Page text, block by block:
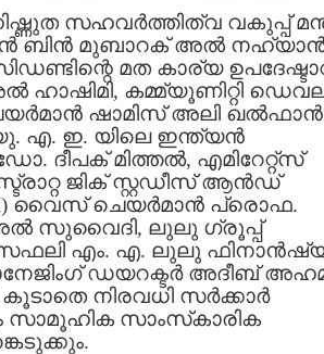
സഹവർത്തിത്വ വകുപ്പ്
ബിൻ മുബാറക് അൽ
മത കാര്യ
കമ്മ്യൂണിറ്റി
ഷാമിസ് അലി ഖൽഫാൻ
എ. ഇ. യിലെ ഇന്ത്യൻ
ദീപക് മിത്തൽ, എമിറേറ്റ്സ്
ജിക് സ്റ്റഡീസ് ആൻഡ്
വൈസ് ചെയർമാൻ പ്രൊഫ.
സുവൈദി, ലുലു ഗ്രൂപ്പ്
എം. എ. ലുലു
ഡയറക്ടർ അദീബ്
കൂടാതെ നിരവധി സർക്കാർ
സാമൂഹിക സാംസ്‌കാരിക